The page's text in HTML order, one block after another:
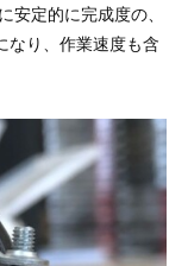
安定的に完成度の、
なり、作業速度も含